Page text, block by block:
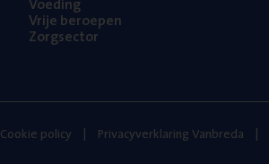
Vrije beroe­pen
Zorg­sec­tor
Cookie policy Privacyverklaring Vanbreda